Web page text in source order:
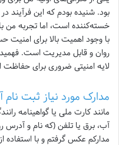
بود. شنیده بودم که این فرآیند
خسته‌کننده است، اما تجربه من
با وجود اهمیت بالا برای امنیت
روان و قابل مدیریت است.
لایه امنیتی ضروری برای
مدارک مورد نیاز ثبت نام
مانند کارت ملی یا گواهینامه
آب، برق یا تلفن (که نام و
مدارکم عکس گرفتم و با استفاده